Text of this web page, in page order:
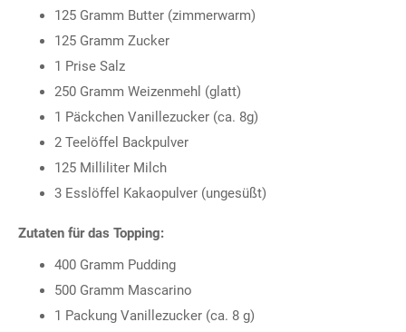
125 Gramm Butter (zimmerwarm)
125 Gramm Zucker
1 Prise Salz
250 Gramm Weizenmehl (glatt)
1 Päckchen Vanillezucker (ca. 8g)
2 Teelöffel Backpulver
125 Milliliter Milch
3 Esslöffel Kakaopulver (ungesüßt)
Zutaten für das Topping:
400 Gramm Pudding
500 Gramm Mascarino
1 Packung Vanillezucker (ca. 8 g)